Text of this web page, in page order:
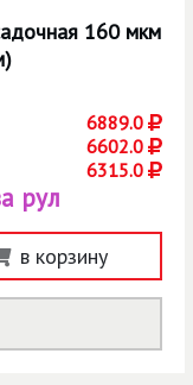
160 мкм
6889.0
6602.0
6315.0
рул
в корзину